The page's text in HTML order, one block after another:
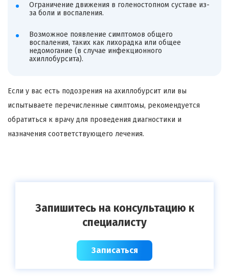
Ограничение движения в голеностопном суставе из-
за боли и воспаления.
Возможное появление симптомов общего
воспаления, таких как лихорадка или общее
недомогание (в случае инфекционного
ахиллобурсита).
Если у вас есть подозрения на ахиллобурсит или вы
испытываете перечисленные симптомы, рекомендуется
обратиться к врачу для проведения диагностики и
назначения соответствующего лечения.
Запишитесь на консультацию к
специалисту
Записаться